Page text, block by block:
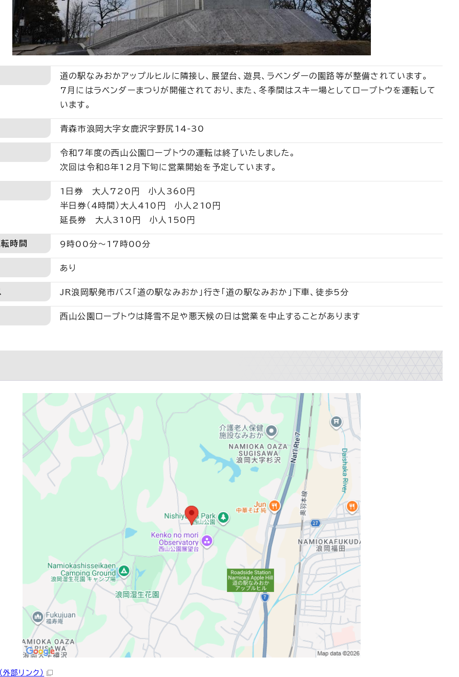
道の駅なみおかアップルヒルに隣接し、展望台、遊具、ラベンダーの園路等が整備されています。
7月にはラベンダーまつりが開催されており、また、冬季間はスキー場としてロープトウを運転して
います。
青森市浪岡大字女鹿沢字野尻14-30
令和7年度の西山公園ロープトウの運転は終了いたしました。
次回は令和8年12月下旬に営業開始を予定しています。
1日券 大人720円 小人360円
半日券（4時間）大人410円 小人210円
延長券 大人310円 小人150円
時間 9時00分～17時00分
あり
JR浪岡駅発市バス「道の駅なみおか」行き「道の駅なみおか」下車、徒歩5分
西山公園ロープトウは降雪不足や悪天候の日は営業を中止することがあります
外部リンク）